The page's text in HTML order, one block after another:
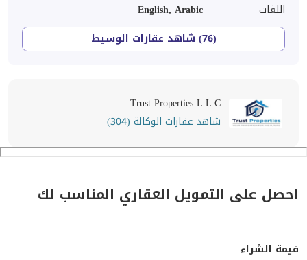
اللغات
English, Arabic
(76) شاهد عقارات الوسيط
Trust Properties L.L.C
شاهد عقارات الوكالة (304)
احصل على التمويل العقاري المناسب لك
قيمة الشراء